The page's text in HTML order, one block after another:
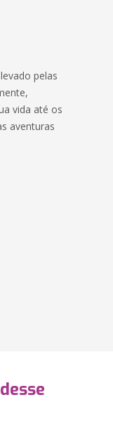
pelas
vida até os
aventuras